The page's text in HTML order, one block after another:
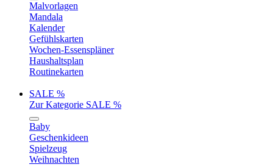
Malvorlagen
Mandala
Kalender
Gefühlskarten
Wochen-Essenspläner
Haushaltsplan
Routinekarten
SALE %
Zur Kategorie SALE %
Baby
Geschenkideen
Spielzeug
Weihnachten